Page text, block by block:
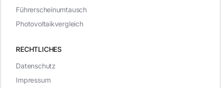
RECHTLICHES
Datenschutz
Impressum
Führerscheinumtausch
Photovoltaikvergleich